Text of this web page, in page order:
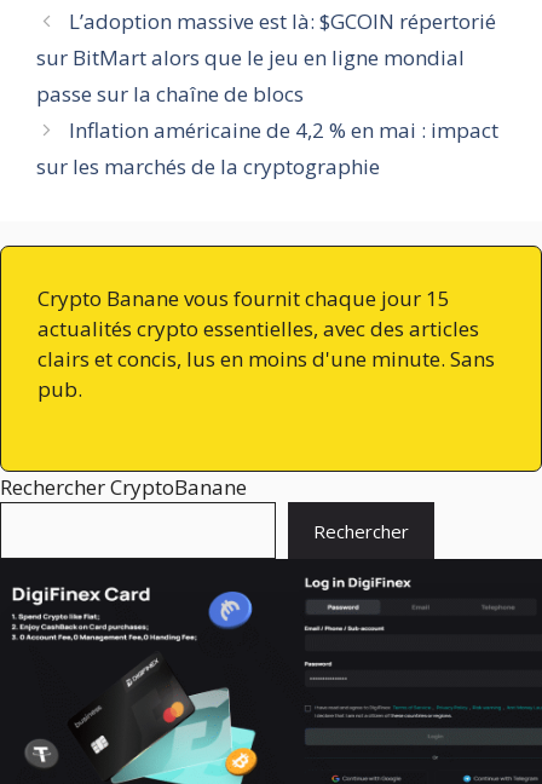
L’adoption massive est là: $GCOIN répertorié
sur BitMart alors que le jeu en ligne mondial
passe sur la chaîne de blocs
Inflation américaine de 4,2 % en mai : impact
sur les marchés de la cryptographie
Crypto Banane vous fournit chaque jour 15
actualités crypto essentielles, avec des articles
clairs et concis, lus en moins d'une minute. Sans
pub.
Rechercher CryptoBanane
Rechercher